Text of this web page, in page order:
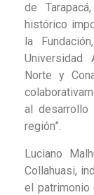
de
histórico
la
Universidad
Norte y
al desarrollo
región”.
Luciano
Collahuasi,
el patrimonio